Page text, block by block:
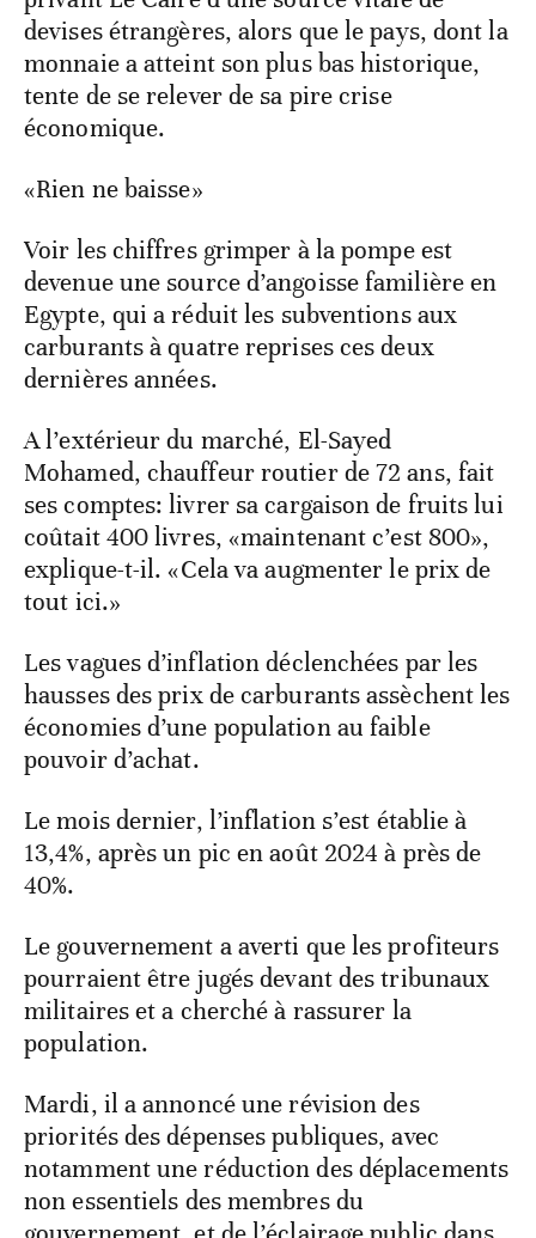
devises étrangères, alors que le pays, dont la
monnaie a atteint son plus bas historique,
tente de se relever de sa pire crise
économique.
«Rien ne baisse»
Voir les chiffres grimper à la pompe est
devenue une source d’angoisse familière en
Egypte, qui a réduit les subventions aux
carburants à quatre reprises ces deux
dernières années.
A l’extérieur du marché, El-Sayed
Mohamed, chauffeur routier de 72 ans, fait
ses comptes: livrer sa cargaison de fruits lui
coûtait 400 livres, «maintenant c’est 800»,
explique-t-il. «Cela va augmenter le prix de
tout ici.»
Les vagues d’inflation déclenchées par les
hausses des prix de carburants assèchent les
économies d’une population au faible
pouvoir d’achat.
Le mois dernier, l’inflation s’est établie à
13,4%, après un pic en août 2024 à près de
40%.
Le gouvernement a averti que les profiteurs
pourraient être jugés devant des tribunaux
militaires et a cherché à rassurer la
population.
Mardi, il a annoncé une révision des
priorités des dépenses publiques, avec
notamment une réduction des déplacements
non essentiels des membres du